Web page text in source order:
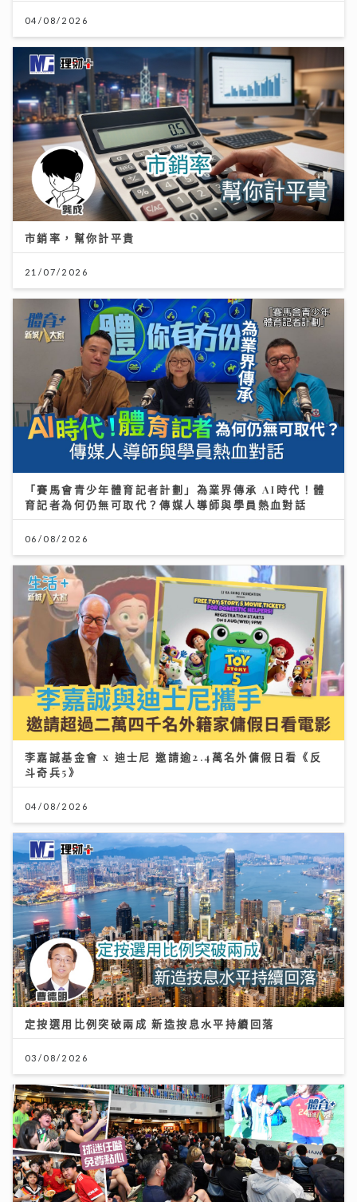
04/08/2026
市銷率，幫你計平貴
21/07/2026
「賽馬會青少年體育記者計劃」為業界傳承 AI時代！體
育記者為何仍無可取代？傳媒人導師與學員熱血對話
06/08/2026
李嘉誠基金會 x 迪士尼 邀請逾2.4萬名外傭假日看《反
斗奇兵5》
04/08/2026
定按選用比例突破兩成 新造按息水平持續回落
03/08/2026